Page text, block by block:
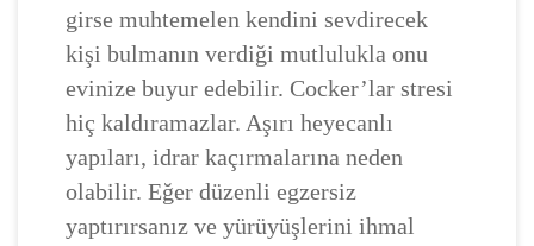
girse muhtemelen kendini sevdirecek
kişi bulmanın verdiği mutlulukla onu
evinize buyur edebilir. Cocker’lar stresi
hiç kaldıramazlar. Aşırı heyecanlı
yapıları, idrar kaçırmalarına neden
olabilir. Eğer düzenli egzersiz
yaptırırsanız ve yürüyüşlerini ihmal